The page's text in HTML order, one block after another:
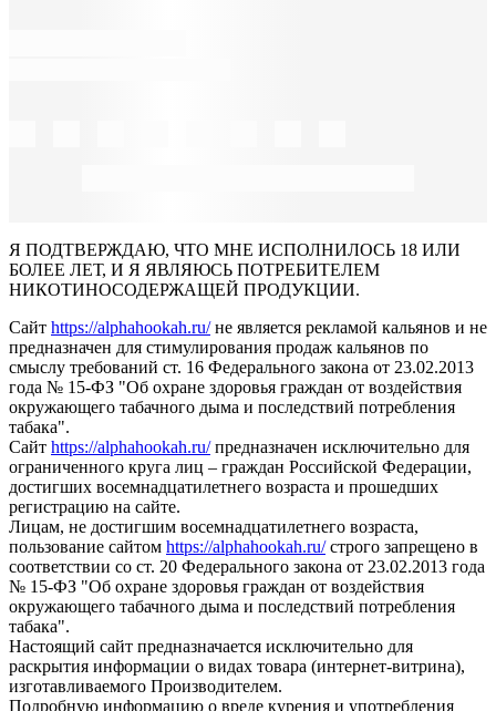
Я ПОДТВЕРЖДАЮ, ЧТО МНЕ ИСПОЛНИЛОСЬ 18 ИЛИ
БОЛЕЕ ЛЕТ, И Я ЯВЛЯЮСЬ ПОТРЕБИТЕЛЕМ
НИКОТИНОСОДЕРЖАЩЕЙ ПРОДУКЦИИ.
Сайт https://alphahookah.ru/не является рекламой кальянов и не
предназначен для стимулирования продаж кальянов по
смыслу требований ст. 16 Федерального закона от 23.02.2013
года № 15-ФЗ "Об охране здоровья граждан от воздействия
окружающего табачного дыма и последствий потребления
табака".
Сайт https://alphahookah.ru/предназначен исключительно для
ограниченного круга лиц – граждан Российской Федерации,
достигших восемнадцатилетнего возраста и прошедших
регистрацию на сайте.
Лицам, не достигшим восемнадцатилетнего возраста,
пользование сайтом https://alphahookah.ru/строго запрещено в
соответствии со ст. 20 Федерального закона от 23.02.2013 года
№ 15-ФЗ "Об охране здоровья граждан от воздействия
окружающего табачного дыма и последствий потребления
табака".
Настоящий сайт предназначается исключительно для
раскрытия информации о видах товара (интернет-витрина),
изготавливаемого Производителем.
Подробную информацию о вреде курения и употребления